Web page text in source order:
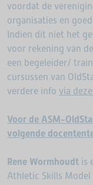
voordat de
organisaties en
Indien dit niet het
voor rekening van
een begeleider/
cursussen van
verdere info via
Voor de ASM-
volgende
Rene Wormhoudt is
Athletic Skills